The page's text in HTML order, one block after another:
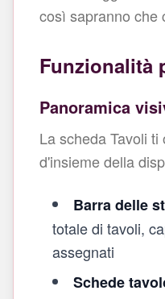
così sapranno che
Funzionalità
Panoramica
La scheda Tavoli
d'insieme della
Barra delle
totale di tavoli,
assegnati
Schede